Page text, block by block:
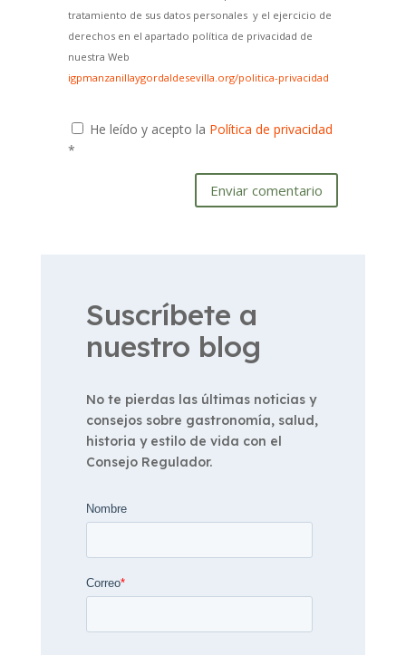
tratamiento de sus datos personales y el ejercicio de
derechos en el apartado política de privacidad de
nuestra Web
igpmanzanillaygordaldesevilla.org/politica-privacidad
He leído y acepto la Política de privacidad
*
Enviar comentario
Suscríbete a
nuestro blog
No te pierdas las últimas noticias y
consejos sobre gastronomía, salud,
historia y estilo de vida con el
Consejo Regulador.